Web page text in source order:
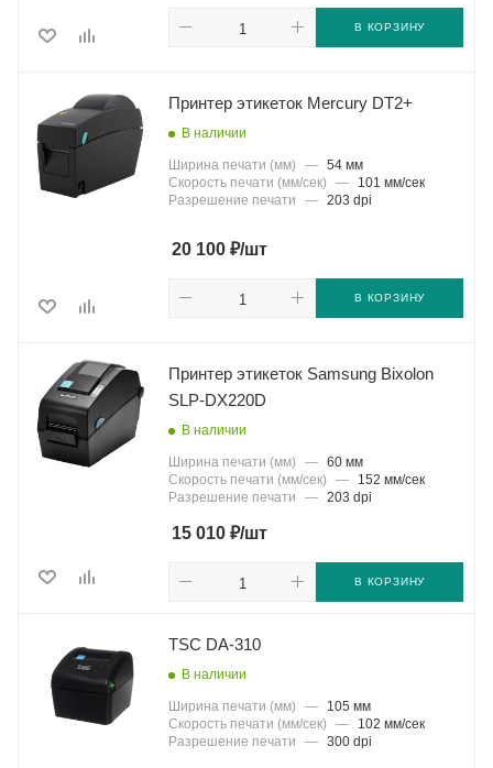
В КОРЗИНУ
Принтер этикеток Mercury DT2+
В наличии
Ширина печати (мм) — 54 мм
Скорость печати (мм/сек)
—
101 мм/сек
Разрешение печати
— 203 dpi
20 100 ₽/шт
В КОРЗИНУ
Принтер этикеток Samsung Bixolon
SLP-DX220D
В наличии
Ширина печати (мм) — 60 мм
Скорость печати (мм/сек)
—
152 мм/сек
Разрешение печати
— 203 dpi
15 010 ₽/шт
В КОРЗИНУ
TSC DA-310
В наличии
Ширина печати (мм) —
105 мм
Скорость печати (мм/сек)
—
102 мм/сек
Разрешение печати
— 300 dpi